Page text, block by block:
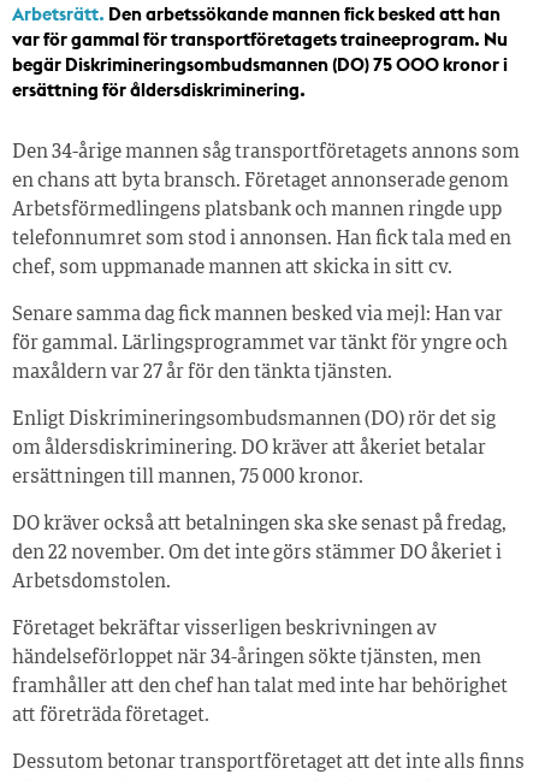
Arbetsrätt. Den arbetssökande mannen fick besked att han
var för gammal för transportföretagets traineeprogram. Nu
begär Diskrimineringsombudsmannen (DO) 75 000 kronor i
ersättning för åldersdiskriminering.
Den 34-årige mannen såg transportföretagets annons som
en chans att byta bransch. Företaget annonserade genom
Arbetsförmedlingens platsbank och mannen ringde upp
telefonnumret som stod i annonsen. Han fick tala med en
chef, som uppmanade mannen att skicka in sitt cv.
Senare samma dag fick mannen besked via mejl: Han var
för gammal. Lärlingsprogrammet var tänkt för yngre och
maxåldern var 27 år för den tänkta tjänsten.
Enligt Diskrimineringsombudsmannen (DO) rör det sig
om åldersdiskriminering. DO kräver att åkeriet betalar
ersättningen till mannen, 75 000 kronor.
DO kräver också att betalningen ska ske senast på fredag,
den 22 november. Om det inte görs stämmer DO åkeriet i
Arbetsdomstolen.
Företaget bekräftar visserligen beskrivningen av
händelseförloppet när 34-åringen sökte tjänsten, men
framhåller att den chef han talat med inte har behörighet
att företräda företaget.
Dessutom betonar transportföretaget att det inte alls finns